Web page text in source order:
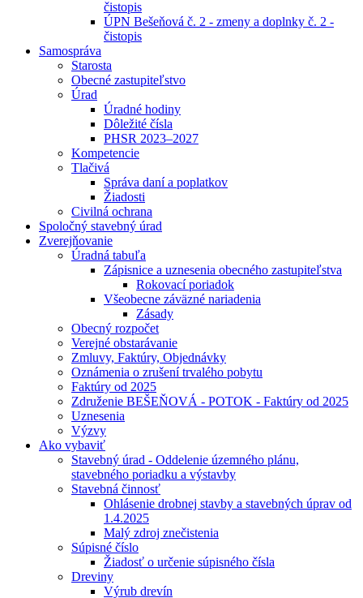
čistopis
ÚPN Bešeňová č. 2 - zmeny a doplnky č. 2 -
čistopis
Samospráva
Starosta
Obecné zastupiteľstvo
Úrad
Úradné hodiny
Dôležité čísla
PHSR 2023–2027
Kompetencie
Tlačivá
Správa daní a poplatkov
Žiadosti
Civilná ochrana
Spoločný stavebný úrad
Zverejňovanie
Úradná tabuľa
Zápisnice a uznesenia obecného zastupiteľstva
Rokovací poriadok
Všeobecne záväzné nariadenia
Zásady
Obecný rozpočet
Verejné obstarávanie
Zmluvy, Faktúry, Objednávky
Oznámenia o zrušení trvalého pobytu
Faktúry od 2025
Združenie BEŠEŇOVÁ - POTOK - Faktúry od 2025
Uznesenia
Výzvy
Ako vybaviť
Stavebný úrad - Oddelenie územného plánu,
stavebného poriadku a výstavby
Stavebná činnosť
Ohlásenie drobnej stavby a stavebných úprav od
1.4.2025
Malý zdroj znečistenia
Súpisné číslo
Žiadosť o určenie súpisného čísla
Dreviny
Výrub drevín